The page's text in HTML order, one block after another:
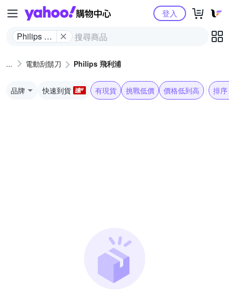
Yahoo購物中心
Philips 飛
登入
電動刮鬍刀 Philips 飛利浦
品牌 快速到貨 有現貨 挑戰低價 價格低到高 排序